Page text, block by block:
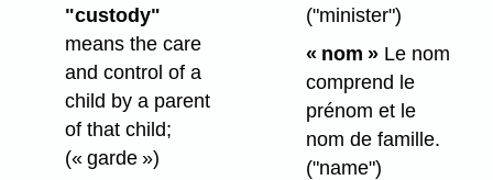
"custody"
means the care
and control of a
child by a parent
of that child;
(« garde »)
("minister")
« nom »Le nom
comprend le
prénom et le
nom de famille.
("name")